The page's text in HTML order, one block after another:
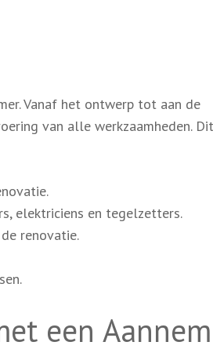
Vanaf het ontwerp tot aan de
van alle werkzaamheden. Dit
elektriciens en tegelzetters.
renovatie.
een